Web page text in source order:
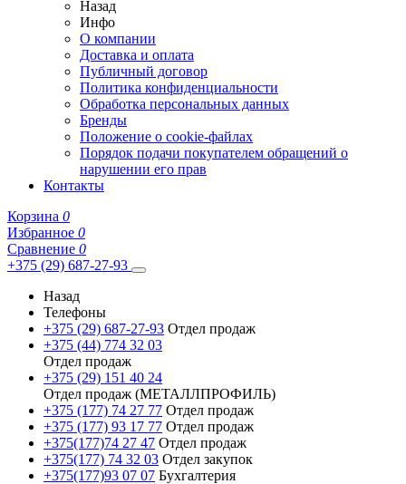
Назад
Инфо
О компании
Доставка и оплата
Публичный договор
Политика конфиденциальности
Обработка персональных данных
Бренды
Положение о cookie-файлах
Порядок подачи покупателем обращений о
нарушении его прав
Контакты
Корзина 0
Избранное 0
Сравнение 0
+375 (29) 687-27-93
Назад
Телефоны
+375 (29) 687-27-93 Отдел продаж
+375 (44) 774 32 03
Отдел продаж
+375 (29) 151 40 24
Отдел продаж (МЕТАЛЛПРОФИЛЬ)
+375 (177) 74 27 77 Отдел продаж
+375 (177) 93 17 77 Отдел продаж
+375(177)74 27 47 Отдел продаж
+375(177) 74 32 03 Отдел закупок
+375(177)93 07 07 Бухгалтерия